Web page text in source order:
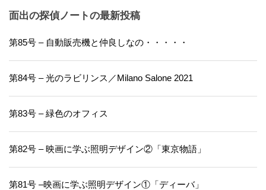
面出の探偵ノートの最新投稿
第85号 – 自動販売機と仲良しなの・・・・・
第84号 – 光のラビリンス／Milano Salone 2021
第83号 – 緑色のオフィス
第82号 – 映画に学ぶ照明デザイン②「東京物語」
第81号 –映画に学ぶ照明デザイン①「ディーバ」